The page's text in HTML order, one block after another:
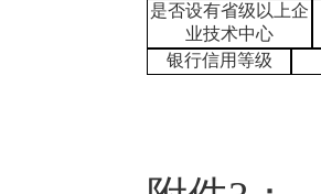
是否设有省级以上企
业技术中心
银行信用等级